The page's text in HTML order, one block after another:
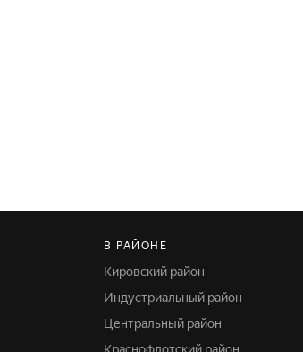
В РАЙОНЕ
Кировский район
Индустриальный район
Центральный район